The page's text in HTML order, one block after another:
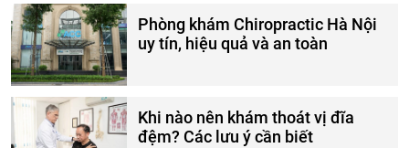
Phòng khám Chiropractic Hà Nội
uy tín, hiệu quả và an toàn
Khi nào nên khám thoát vị đĩa
đệm? Các lưu ý cần biết